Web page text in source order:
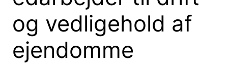
og vedligehold af
ejendomme